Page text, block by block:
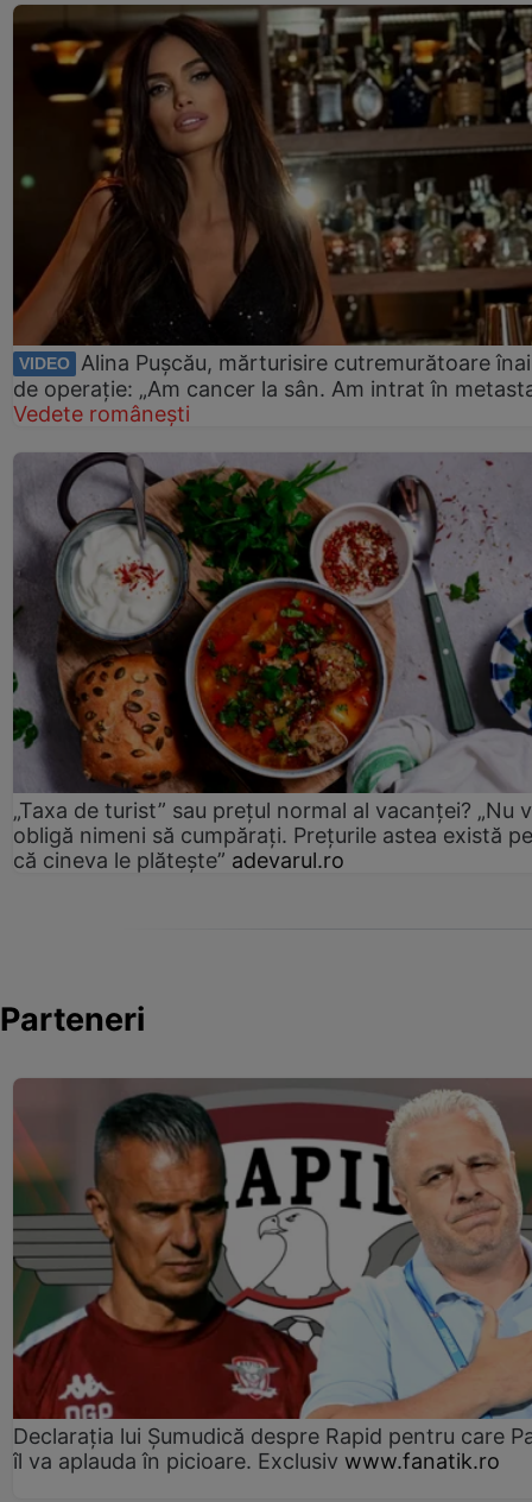
VIDEO
Alina Pușcău, mărturisire cutremurătoare
de operație: „Am cancer la sân. Am intrat în
Vedete românești
„Taxa de turist” sau prețul normal al vacanței? „Nu
obligă nimeni să cumpărați. Prețurile astea există
că cineva le plătește” adevarul.ro
Parteneri
Declarația lui Șumudică despre Rapid pentru care
îl va aplauda în picioare. Exclusiv www.fanatik.ro